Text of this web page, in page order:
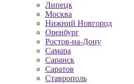
Липецк
Москва
Нижний Новгород
Оренбург
Ростов-на-Дону
Самара
Саранск
Саратов
Ставрополь